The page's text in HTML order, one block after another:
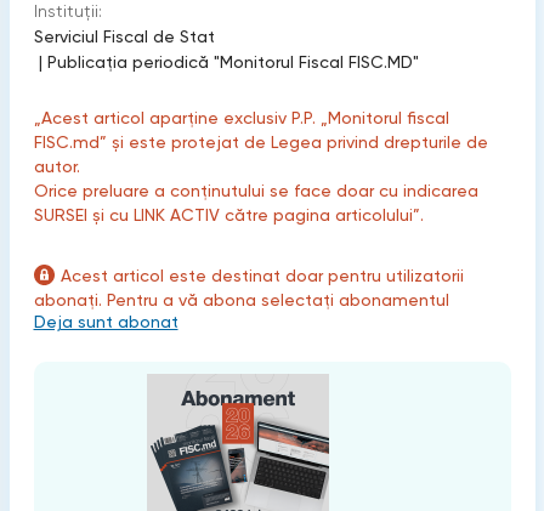
Instituții:
Serviciul Fiscal de Stat
| Publicaţia periodică "Monitorul Fiscal FISC.MD"
„Acest articol aparține exclusiv P.P. „Monitorul fiscal
FISC.md” și este protejat de Legea privind drepturile de
autor.
Orice preluare a conținutului se face doar cu indicarea
SURSEI și cu LINK ACTIV către pagina articolului”.
Acest articol este destinat doar pentru utilizatorii
abonați. Pentru a vă abona selectați abonamentul
Deja sunt abonat